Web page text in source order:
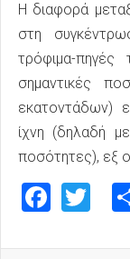
Η διαφορά
στη
τρόφιμα-
σημαντικές
εκατοντάδων)
ίχνη (δηλαδή
ποσότητες), εξ